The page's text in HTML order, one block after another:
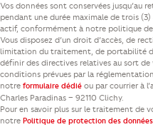
Vos données sont conservées jusqu’au
pendant une durée maximale de trois
actif, conformément à notre politique
Vous disposez d’un droit d’accès, de
limitation du traitement, de portabilité
définir des directives relatives au sort de
conditions prévues par la
notre formulaire dédié ou par courrier à
Charles Paradinas – 92110 Clichy.
Pour en savoir plus sur le traitement de
notre Politique de protection des données